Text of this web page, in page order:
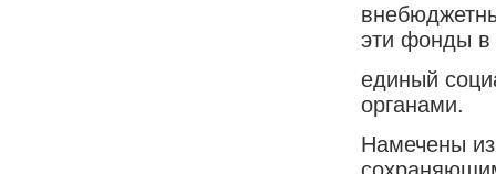
эти фонды в
единый
органами.
Намечены